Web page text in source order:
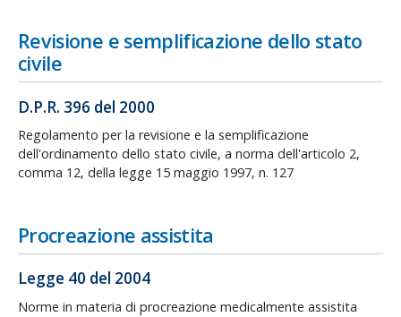
Revisione e semplificazione dello stato
civile
D.P.R. 396 del 2000
Regolamento per la revisione e la semplificazione
dell'ordinamento dello stato civile, a norma dell'articolo 2,
comma 12, della legge 15 maggio 1997, n. 127
Procreazione assistita
Legge 40 del 2004
Norme in materia di procreazione medicalmente assistita